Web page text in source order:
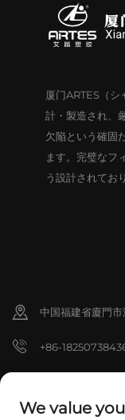
厦门ARTES（
計・製造され、
欠陥という確固
ます。完璧なフ
う設計されてお
中国福建省廈門
+86-
We value